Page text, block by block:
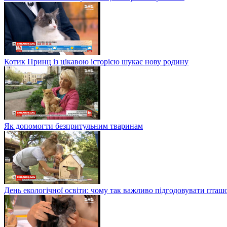
Котик Принц із цікавою історією шукає нову родину
Як допомогти безпритульним тваринам
День екологічної освіти: чому так важливо підгодовувати